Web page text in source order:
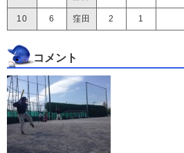
10 6 窪田 2 1
コメント